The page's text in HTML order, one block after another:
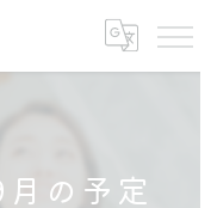
の予定